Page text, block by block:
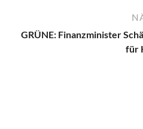
GRÜNE: Finanzminister
für